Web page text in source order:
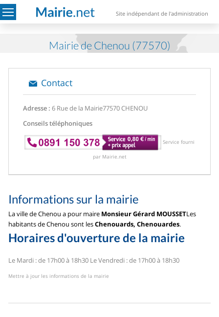
Site indépendant de l'administration
Mairie de Chenou (77570)
Contact
Adresse : 6 Rue de la Mairie77570 CHENOU
Conseils téléphoniques
Service fourni
par Mairie.net
Informations sur la mairie
La ville de Chenou a pour maire Monsieur Gérard MOUSSETLes
habitants de Chenou sont lesChenouards, Chenouardes.
Horaires d'ouverture de la mairie
Le Mardi : de 17h00 à 18h30 Le Vendredi : de 17h00 à 18h30
Mettre à jour les informations de la mairie